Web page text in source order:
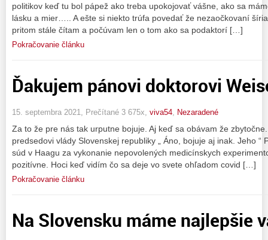
politikov keď tu bol pápež ako treba upokojovať vášne, ako sa
lásku a mier….. A ešte si niekto trúfa povedať že nezaočkovaní
pritom stále čítam a počúvam len o tom ako sa podaktorí […]
Pokračovanie článku
Ďakujem pánovi doktorovi
15. septembra 2021, Prečítané 3 675x, viva54, Nezaradené
Za to že pre nás tak urputne bojuje. Aj keď sa obávam že
predsedovi vlády Slovenskej republiky „ Áno, bojuje aj inak. Jeho “
súd v Haagu za vykonanie nepovolených medicínskych
pozitívne. Hoci keď vidím čo sa deje vo svete ohľadom covid […]
Pokračovanie článku
Na Slovensku máme najlepšie